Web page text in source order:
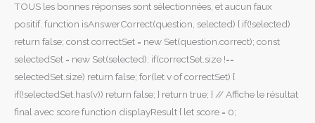
TOUS les bonnes réponses sont sélectionnées, et aucun faux
positif. function isAnswerCorrect(question, selected) { if(!selected)
return false; const correctSet = new Set(question.correct); const
selectedSet = new Set(selected); if(correctSet.size !==
selectedSet.size) return false; for(let v of correctSet) {
if(!selectedSet.has(v)) return false; } return true; } // Affiche le résultat
final avec score function displayResult { let score = 0;